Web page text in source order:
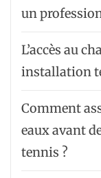
un
L’accès au
installation
Comment
eaux avant
tennis ?